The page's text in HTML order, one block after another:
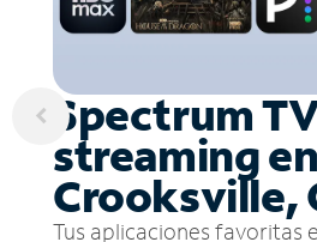
Spectrum
streaming en
Crooksville,
Tus aplicaciones favoritas